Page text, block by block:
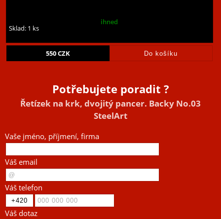
ihned
Sklad: 1 ks
550CZK
Potřebujete poradit ?
Řetízek na krk, dvojitý pancer. Backy No.03
SteelArt
Vaše jméno, příjmení, firma
Váš email
Váš telefon
Váš dotaz